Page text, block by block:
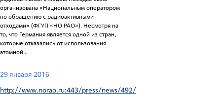
организована «Национальным оператором
по обращению с радиоактивными
отходами» (ФГУП «НО РАО»). Несмотря на
то, что Германия является одной из стран,
которые отказались от использования
атомной...
29 января 2016
http://www.norao.ru:443/press/news/492/